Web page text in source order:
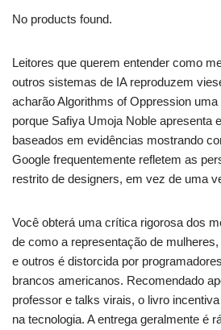
No products found.
Leitores que querem entender como
outros sistemas de IA reproduzem
acharão Algorithms of Oppression
porque Safiya Umoja Noble apresenta
baseados em evidências mostrando
Google frequentemente refletem as
restrito de designers, em vez de uma
Você obterá uma crítica rigorosa dos
de como a representação de
e outros é distorcida por
brancos americanos. Recomendado
professor e talks virais, o livro
na tecnologia. A entrega geralmente é